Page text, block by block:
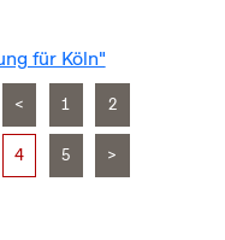
für Köln"
< 1 2
4 5 >